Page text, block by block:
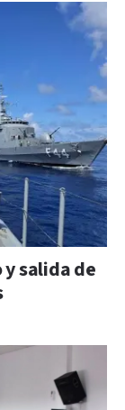
salida de